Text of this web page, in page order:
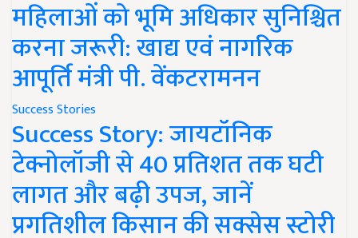
महिलाओं को भूमि अधिकार सुनिश्चित
करना जरूरी: खाद्य एवं नागरिक
आपूर्ति मंत्री पी. वेंकटरामनन
Success Stories
Success Story: जायटॉनिक
टेक्नोलॉजी से 40 प्रतिशत तक घटी
लागत और बढ़ी उपज, जानें
प्रगतिशील किसान की सक्सेस स्टोरी